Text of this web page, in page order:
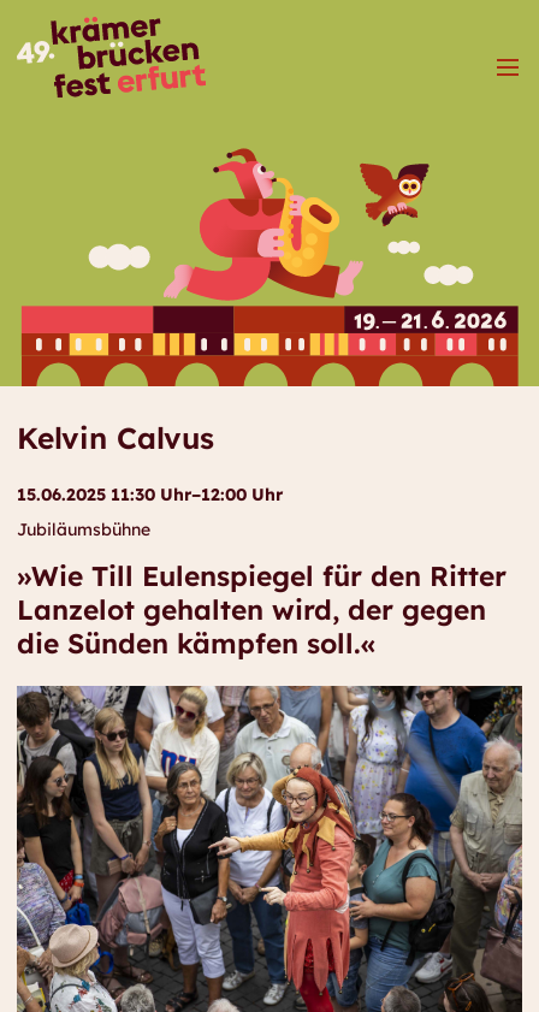
Menü
Kelvin Calvus
15.06.2025 11:30 Uhr–12:00 Uhr
Jubiläumsbühne
»Wie Till Eulenspiegel für den Ritter
Lanzelot gehalten wird, der gegen
die Sünden kämpfen soll.«